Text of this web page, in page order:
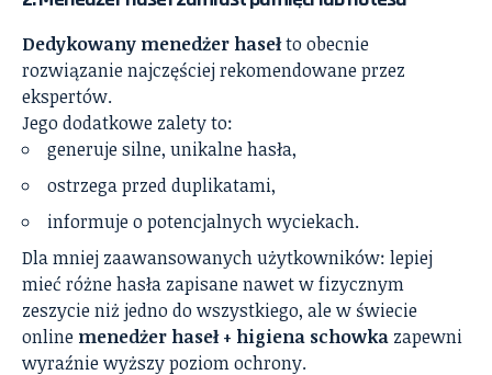
Dedykowany menedżer hasełto obecnie
rozwiązanie najczęściej rekomendowane przez
ekspertów.
Jego dodatkowe zalety to:
generuje silne, unikalne hasła,
ostrzega przed duplikatami,
informuje o potencjalnych wyciekach.
Dla mniej zaawansowanych użytkowników: lepiej
mieć różne hasła zapisane nawet w fizycznym
zeszycie niż jedno do wszystkiego, ale w świecie
online menedżer haseł + higiena schowka zapewni
wyraźnie wyższy poziom ochrony.